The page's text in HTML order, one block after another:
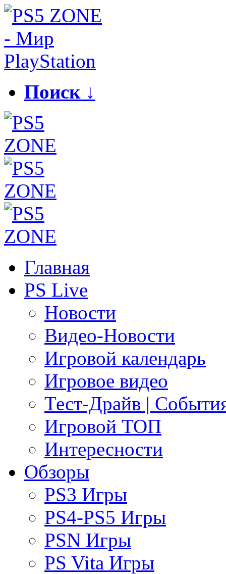
Поиск ↓
Главная
PS Live
Новости
Видео-Новости
Игровой календарь
Игровое видео
Тест-Драйв |
Игровой ТОП
Интересности
Обзоры
PS3 Игры
PS4-PS5 Игры
PSN Игры
PS Vita Игры